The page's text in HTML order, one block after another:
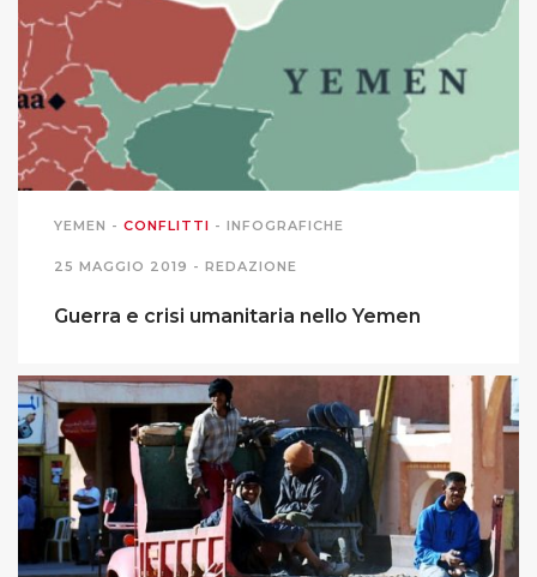
YEMEN - CONFLITTI - INFOGRAFICHE
25 MAGGIO 2019 - REDAZIONE
Guerra e crisi umanitaria nello Yemen